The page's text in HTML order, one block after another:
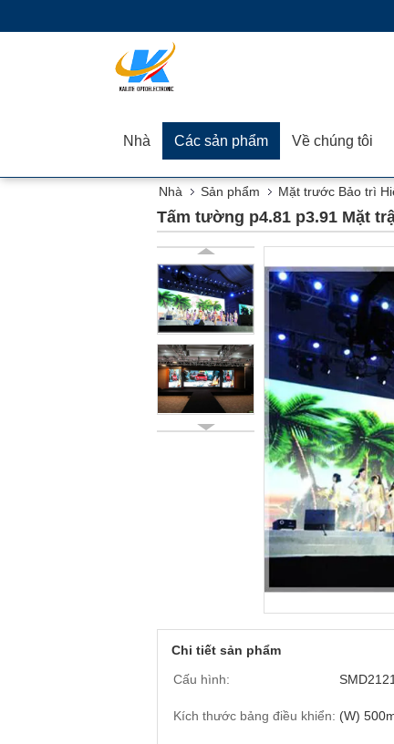
Nhà Các sản phẩm Về chúng tôi
Nhà Sản phẩm Mặt trước Bảo trì
Tấm tường p4.81 p3.91 Mặt
Chi tiết sản phẩm
Cấu hình:
Kích thước bảng điều khiển: (W)